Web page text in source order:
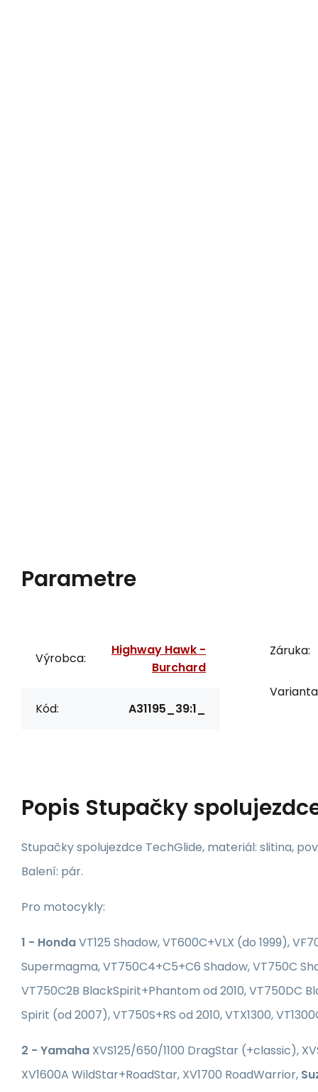
Parametre
Výrobca:
Highway Hawk -
Burchard
Kód: A31195_39:1_
Záruka:
Popis Stupačky
Stupačky spolujezdce TechGlide, materiál: slitina,
Balení: pár.
Pro motocykly:
1 - HondaVT125 Shadow, VT600C+VLX (do 1999),
Supermagma, VT750C4+C5+C6 Shadow, VT750C
VT750C2B BlackSpirit+Phantom od 2010, VT750DC
Spirit (od 2007), VT750S+RS od 2010, VTX1300,
2 - Yamaha XVS125/650/1100 DragStar (+classic),
XV1600A WildStar+RoadStar, XV1700 RoadWarrior,